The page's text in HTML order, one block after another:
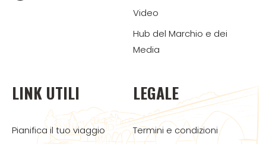
Video
Hub del Marchio e dei
Media
LINK UTILI
Pianifica il tuo viaggio
LEGALE
Termini e condizioni